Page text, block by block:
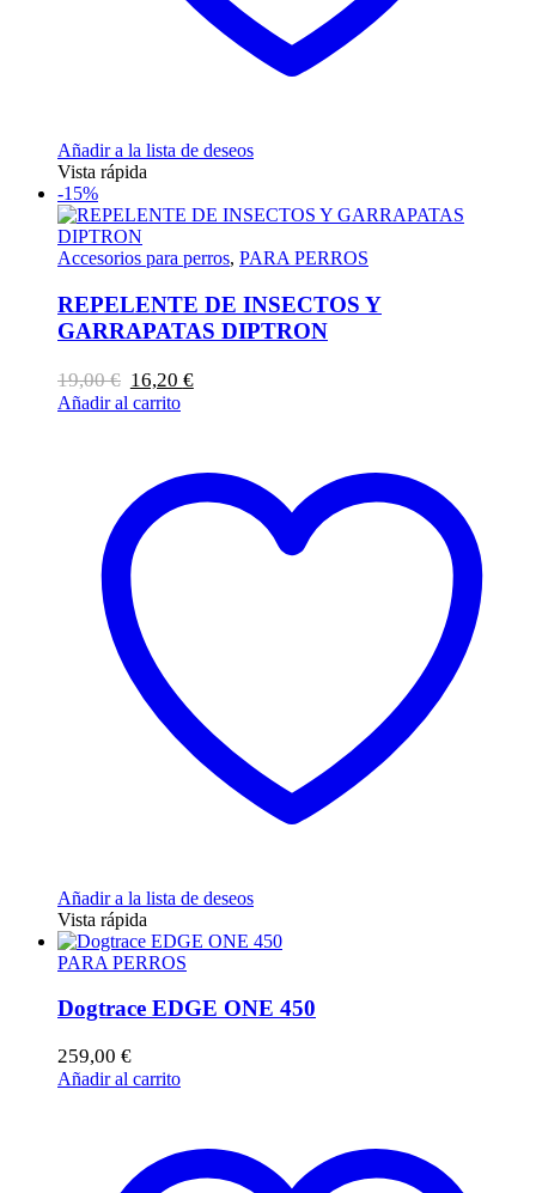
Añadir a la lista de deseos
Vista rápida
-15%
Accesorios para perros, PARA PERROS
REPELENTE DE INSECTOS Y
GARRAPATAS DIPTRON
19,00€ El
precio
16,20 €El
Añadir al carrito
Añadir a la lista de deseos
Vista rápida
PARA PERROS
Dogtrace EDGE ONE 450
259,00 €
Añadir al carrito